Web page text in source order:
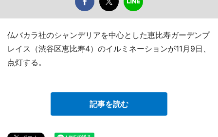
仏バカラ社のシャンデリアを中心とした恵比寿ガーデンプ
レイス（渋谷区恵比寿4）のイルミネーションが11月9日、
点灯する。
記事を読む